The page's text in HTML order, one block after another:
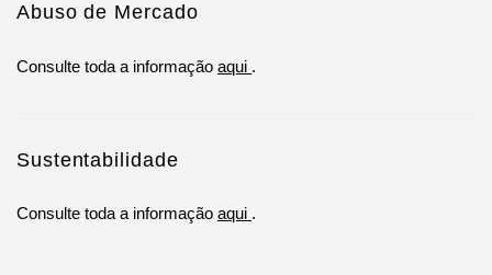
Abuso de Mercado
Consulte toda a informação aqui .
Sustentabilidade
Consulte toda a informação aqui .